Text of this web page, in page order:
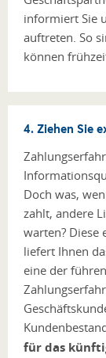
informiert Sie
auftreten. So
können
4. Ziehen Sie
Doch was,
zahlt, andere
warten? Diese
liefert Ihnen
eine der
für das